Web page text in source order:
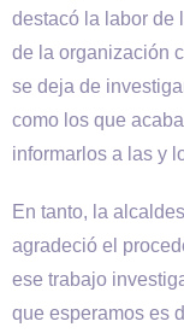
destacó la labor de
de la organización
se deja de
como los que
informarlos a las y
En tanto, la
agradeció el
ese trabajo
que esperamos es